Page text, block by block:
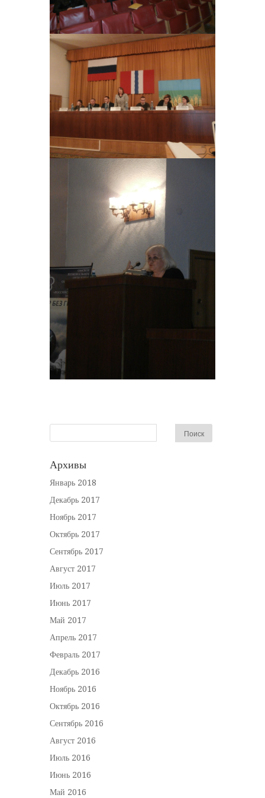
Архивы
Январь 2018
Декабрь 2017
Ноябрь 2017
Октябрь 2017
Сентябрь 2017
Август 2017
Июль 2017
Июнь 2017
Май 2017
Апрель 2017
Февраль 2017
Декабрь 2016
Ноябрь 2016
Октябрь 2016
Сентябрь 2016
Август 2016
Июль 2016
Июнь 2016
Май 2016